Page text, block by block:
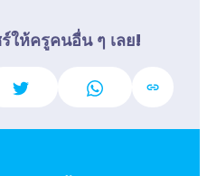
ให้ครูคนอื่น ๆ เลย!